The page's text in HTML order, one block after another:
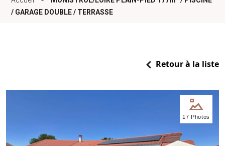
/ GARAGE DOUBLE / TERRASSE
Retour à la liste
17 Photos
nous
Nos